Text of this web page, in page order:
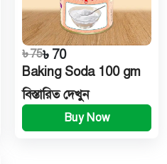
৳ 75৳ 70
Baking Soda 100 gm
বিস্তারিত দেখুন
Buy Now